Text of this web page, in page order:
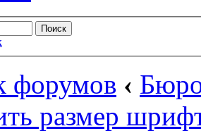
форумов ‹
размер